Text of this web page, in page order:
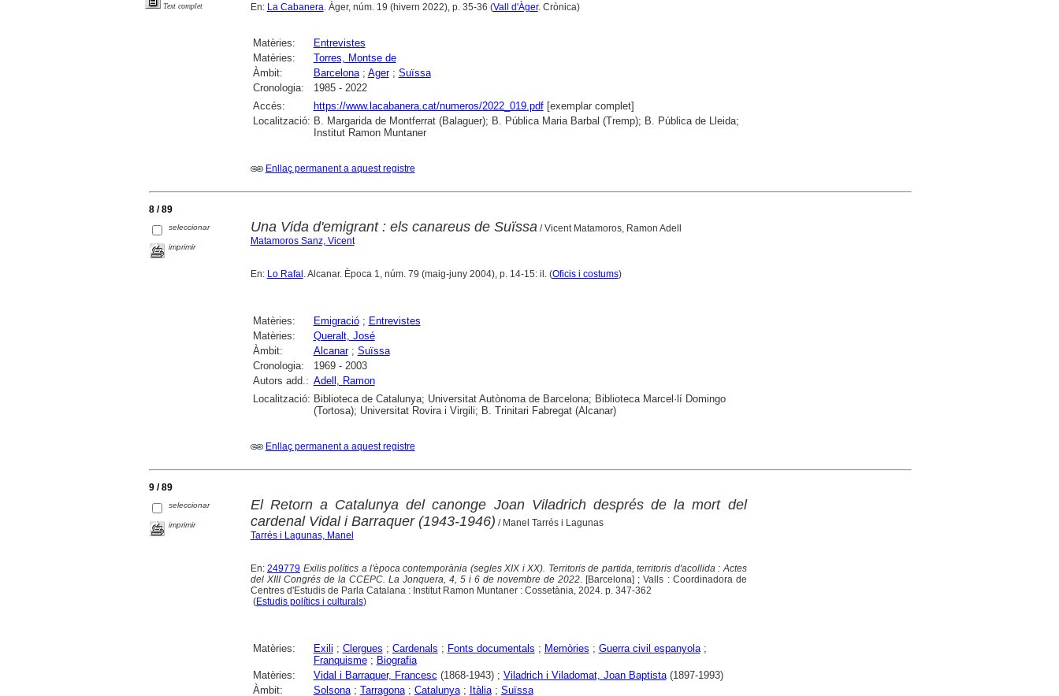
Text complet En: La Cabanera . Àger, núm. 19 (hivern 2022), p. 35-36 (Vall d'Àger. Crònica)
Matèries:
Entrevistes
Matèries:
Torres, Montse de
Àmbit:
Barcelona; Ager; Suïssa
Cronologia:
1985 - 2022
Accés:
https://www.lacabanera.cat/numeros/2022_019.pdf[exemplar complet]
Localització: B. Margarida de Montferrat (Balaguer); B. Pública Maria Barbal (Tremp); B. Pública de Lleida;
Institut Ramon Muntaner
Enllaç permanent a aquest registre
8 / 89
seleccionar
imprimir
Una Vida d'emigrant : els canareus de Suïssa / Vicent Matamoros, Ramon Adell
Matamoros Sanz, Vicent
En: Lo Rafal . Alcanar. Època 1, núm. 79 (maig-juny 2004), p. 14-15: il. (Oficis i costums)
Matèries: Emigració; Entrevistes
Matèries:
Queralt, José
Àmbit:
Alcanar; Suïssa
Cronologia:
1969 - 2003
Autors add.: Adell, Ramon
Localització: Biblioteca de Catalunya; Universitat Autònoma de Barcelona; Biblioteca Marcel·lí Domingo
(Tortosa); Universitat Rovira i Virgili; B. Trinitari Fabregat (Alcanar)
Enllaç permanent a aquest registre
9 / 89
seleccionar
imprimir
El Retorn a Catalunya del canonge Joan Viladrich després de la mort del
cardenal Vidal i Barraquer (1943-1946) / Manel Tarrés i Lagunas
Tarrés i Lagunas, Manel
En:249779 Exilis polítics a l'època contemporània (segles XIX i XX). Territoris de partida, territoris d'acollida : Actes
del XIII Congrés de la CCEPC. La Jonquera, 4, 5 i 6 de novembre de 2022. [Barcelona] ; Valls : Coordinadora de
Centres d'Estudis de Parla Catalana : Institut Ramon Muntaner : Cossetània, 2024. p. 347-362
(Estudis polítics i culturals)
Matèries: Exili ; Clergues ; Cardenals ; Fonts documentals ; Memòries ; Guerra civil espanyola;
Franquisme; Biografia
Matèries:
Vidal i Barraquer, Francesc (1868-1943) ; Viladrich i Viladomat, Joan Baptista(1897-1993)
Àmbit:
Solsona; Tarragona; Catalunya; Itàlia; Suïssa